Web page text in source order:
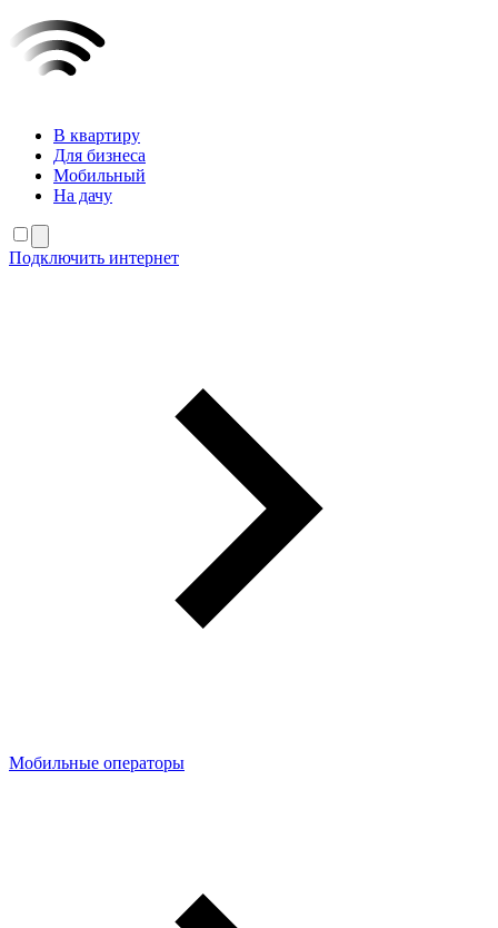
В квартиру
Для бизнеса
Мобильный
На дачу
Подключить интернет
Мобильные операторы